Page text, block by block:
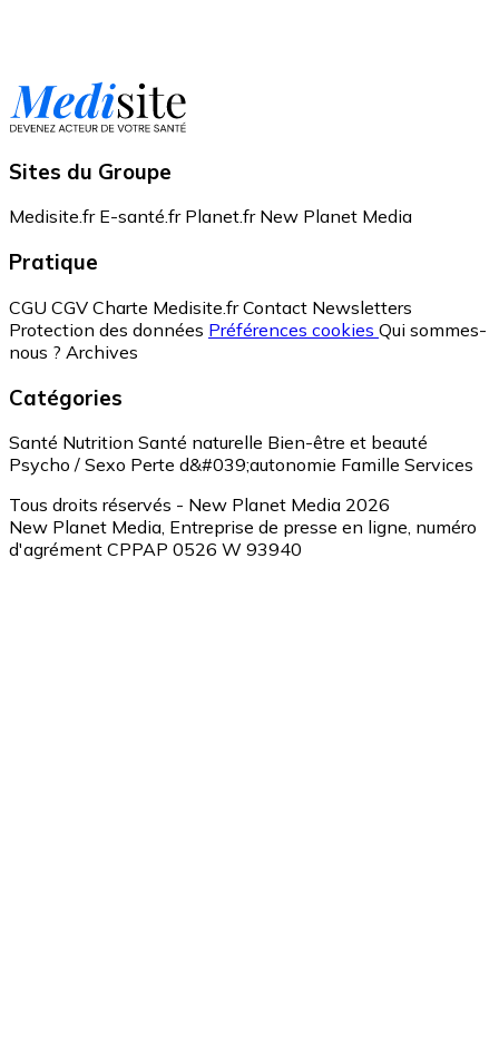
Sites du Groupe
Medisite.fr E-santé.fr Planet.fr New Planet Media
Pratique
CGU CGV Charte Medisite.fr Contact Newsletters
Protection des données Préférences cookies Qui sommes-
nous ? Archives
Catégories
Santé Nutrition Santé naturelle Bien-être et beauté
Psycho / Sexo Perte d&#039;autonomie Famille Services
Tous droits réservés - New Planet Media 2026
New Planet Media, Entreprise de presse en ligne, numéro
d'agrément CPPAP 0526 W 93940